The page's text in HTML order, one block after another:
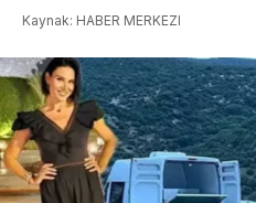
Kaynak: HABER MERKEZI